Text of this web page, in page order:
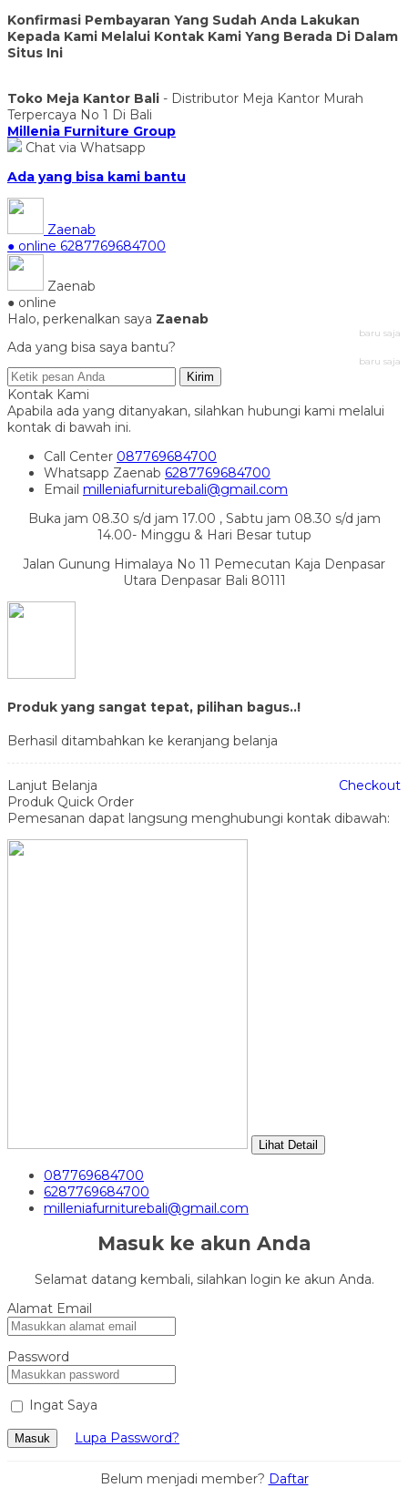
Konfirmasi Pembayaran Yang Sudah Anda Lakukan
Kepada Kami Melalui Kontak Kami Yang Berada Di Dalam
Situs Ini
Toko Meja Kantor Bali - Distributor Meja Kantor Murah
Terpercaya No 1 Di Bali
Millenia Furniture Group
Chat via Whatsapp
Ada yang bisa kami bantu
Zaenab
● online 6287769684700
Zaenab
● online
Halo, perkenalkan saya Zaenab
baru saja
Ada yang bisa saya bantu?
baru saja
Kirim
Kontak Kami
Apabila ada yang ditanyakan, silahkan hubungi kami melalui
kontak di bawah ini.
Call Center 087769684700
Whatsapp Zaenab 6287769684700
Email milleniafurniturebali@gmail.com
Buka jam 08.30 s/d jam 17.00 , Sabtu jam 08.30 s/d jam
14.00- Minggu & Hari Besar tutup
Jalan Gunung Himalaya No 11 Pemecutan Kaja Denpasar
Utara Denpasar Bali 80111
Produk yang sangat tepat, pilihan bagus..!
Berhasil ditambahkan ke keranjang belanja
Lanjut Belanja
Checkout
Produk Quick Order
Pemesanan dapat langsung menghubungi kontak dibawah:
Lihat Detail
087769684700
6287769684700
milleniafurniturebali@gmail.com
Masuk ke akun Anda
Selamat datang kembali, silahkan login ke akun Anda.
Alamat Email
Password
Ingat Saya
Masuk Lupa Password?
Belum menjadi member? Daftar